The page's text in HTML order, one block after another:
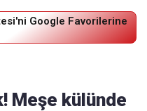
Google Favorilerine
Meşe külünde